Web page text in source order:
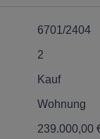
6701/2404
2
Kauf
Wohnung
239.000,00